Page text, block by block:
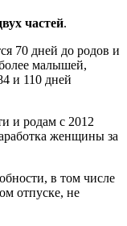
частей.
70 дней до родов и
малышей,
и 110 дней
и родам с 2012
женщины за
в том числе
отпуске, не